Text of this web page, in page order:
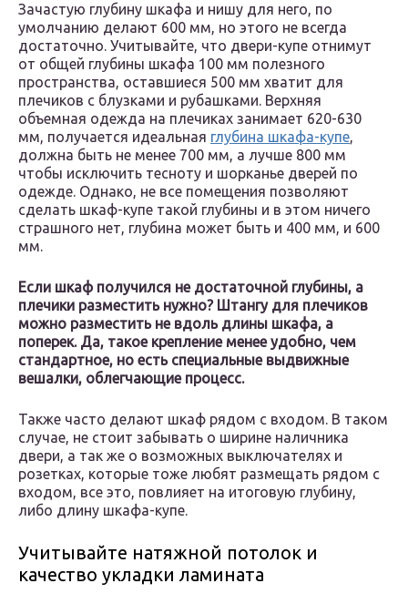
Зачастую глубину шкафа и нишу для него, по
умолчанию делают 600 мм, но этого не всегда
достаточно. Учитывайте, что двери-купе отнимут
от общей глубины шкафа 100 мм полезного
пространства, оставшиеся 500 мм хватит для
плечиков с блузками и рубашками. Верхняя
объемная одежда на плечиках занимает 620-630
мм, получается идеальная глубина шкафа-купе,
должна быть не менее 700 мм, а лучше 800 мм
чтобы исключить тесноту и шорканье дверей по
одежде. Однако, не все помещения позволяют
сделать шкаф-купе такой глубины и в этом ничего
страшного нет, глубина может быть и 400 мм, и 600
мм.
Если шкаф получился не достаточной глубины, а
плечики разместить нужно? Штангу для плечиков
можно разместить не вдоль длины шкафа, а
поперек. Да, такое крепление менее удобно, чем
стандартное, но есть специальные выдвижные
вешалки, облегчающие процесс.
Также часто делают шкаф рядом с входом. В таком
случае, не стоит забывать о ширине наличника
двери, а так же о возможных выключателях и
розетках, которые тоже любят размещать рядом с
входом, все это, повлияет на итоговую глубину,
либо длину шкафа-купе.
Учитывайте натяжной потолок и
качество укладки ламината